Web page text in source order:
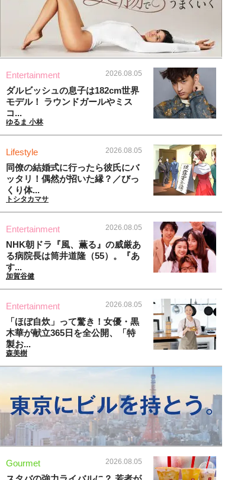
Entertainment 2026.08.05
ダルビッシュの息子は182cm世界
モデル！ ラウンドガールやミス
コ...
ゆるま 小林
Lifestyle 2026.08.05
同僚の結婚式に行ったら彼氏にバ
ッタリ！偶然が招いた縁？／びっ
くり体...
トシタカマサ
Entertainment 2026.08.05
NHK朝ドラ『風、薫る』の威厳あ
る病院長は筒井道隆（55）。『あ
す...
加賀谷健
Entertainment 2026.08.05
「ほぼ自炊」って驚き！女優・黒
木華が献立365日を全公開、「特
製お...
森美樹
Gourmet 2026.08.05